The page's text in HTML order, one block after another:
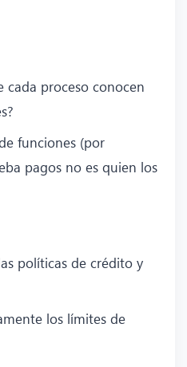
cada proceso conocen
funciones (por
pagos no es quien los
políticas de crédito y
los límites de